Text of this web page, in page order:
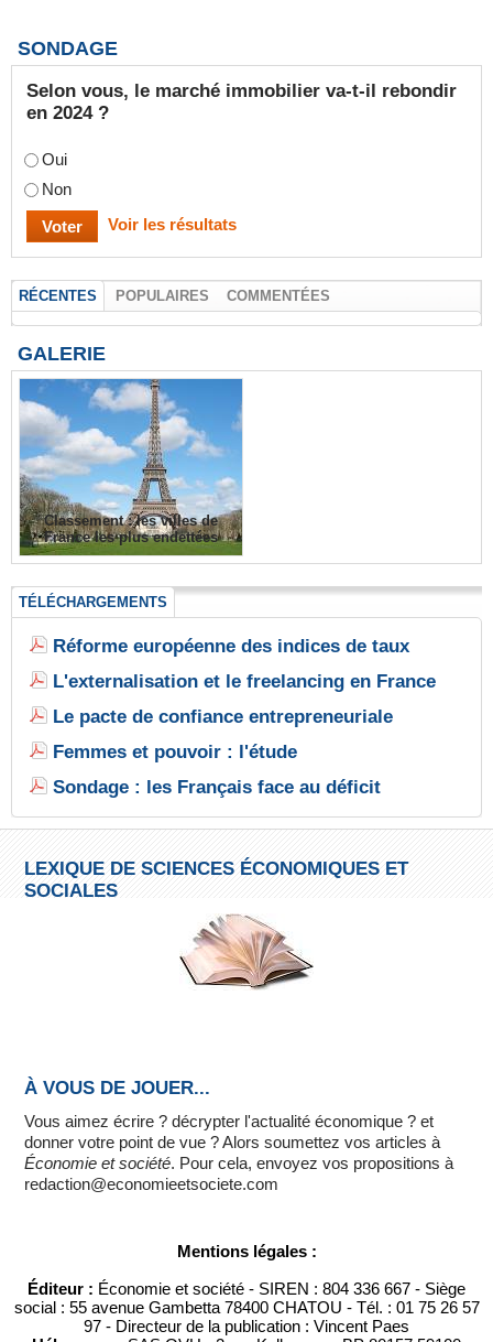
SONDAGE
Selon vous, le marché immobilier va-t-il rebondir
en 2024 ?
Oui
Non
Voir les résultats
RÉCENTES POPULAIRES COMMENTÉES
GALERIE
Classement : les villes de
France les plus endettées
TÉLÉCHARGEMENTS
Réforme européenne des indices de taux
L'externalisation et le freelancing en France
Le pacte de confiance entrepreneuriale
Femmes et pouvoir : l'étude
Sondage : les Français face au déficit
LEXIQUE DE SCIENCES ÉCONOMIQUES ET
SOCIALES
À VOUS DE JOUER...
Vous aimez écrire ? décrypter l'actualité économique ? et
donner votre point de vue ? Alors soumettez vos articles à
Économie et société. Pour cela, envoyez vos propositions à
redaction@economieetsociete.com
Mentions légales :
Éditeur : Économie et société - SIREN : 804 336 667 - Siège
social : 55 avenue Gambetta 78400 CHATOU - Tél. : 01 75 26 57
97 - Directeur de la publication : Vincent Paes